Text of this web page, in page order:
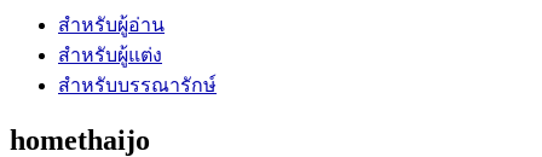
สำหรับผู้อ่าน
สำหรับผู้แต่ง
สำหรับบรรณารักษ์
homethaijo